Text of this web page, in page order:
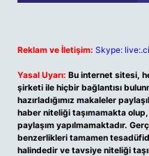
Reklam ve İletişim: Skype:
Yasal Uyarı: Bu internet sitesi,
şirketi ile hiçbir bağlantısı
hazırladığımız makaleler
haber niteliği taşımamakta
paylaşım yapılmamaktadır.
benzerlikleri tamamen
halindedir ve tavsiye niteliği